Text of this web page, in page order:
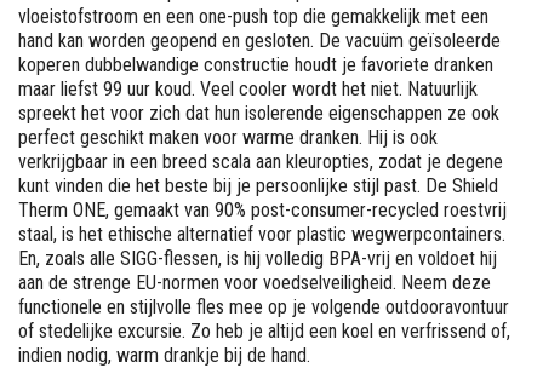
vloeistofstroom en een one-push top die gemakkelijk met een
hand kan worden geopend en gesloten. De vacuüm geïsoleerde
koperen dubbelwandige constructie houdt je favoriete dranken
maar liefst 99 uur koud. Veel cooler wordt het niet. Natuurlijk
spreekt het voor zich dat hun isolerende eigenschappen ze ook
perfect geschikt maken voor warme dranken. Hij is ook
verkrijgbaar in een breed scala aan kleuropties, zodat je degene
kunt vinden die het beste bij je persoonlijke stijl past. De Shield
Therm ONE, gemaakt van 90% post-consumer-recycled roestvrij
staal, is het ethische alternatief voor plastic wegwerpcontainers.
En, zoals alle SIGG-flessen, is hij volledig BPA-vrij en voldoet hij
aan de strenge EU-normen voor voedselveiligheid. Neem deze
functionele en stijlvolle fles mee op je volgende outdooravontuur
of stedelijke excursie. Zo heb je altijd een koel en verfrissend of,
indien nodig, warm drankje bij de hand.